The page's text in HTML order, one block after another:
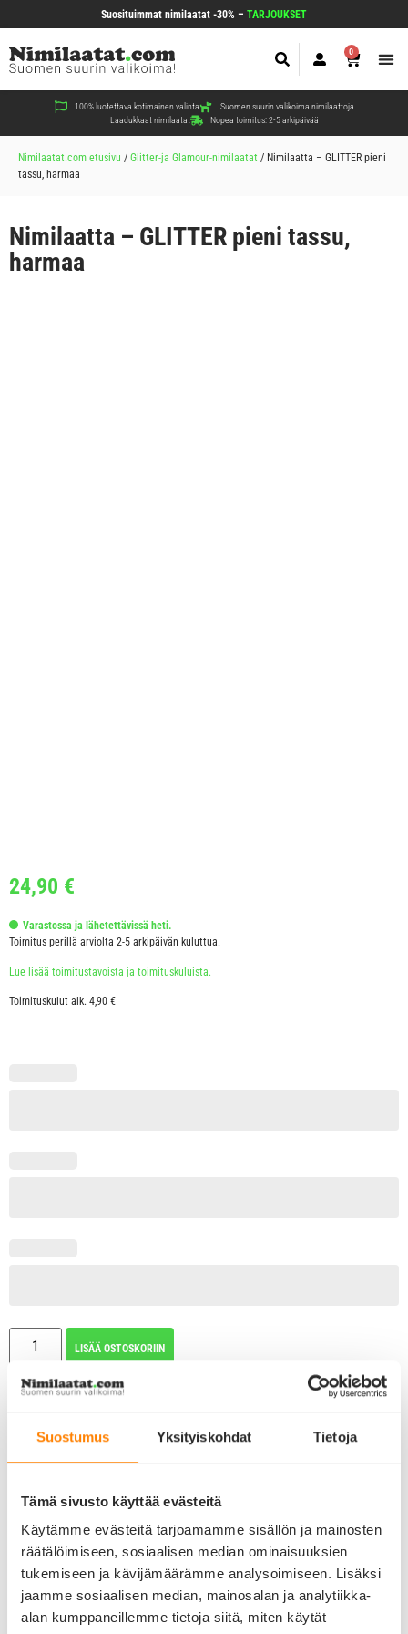
Suostumus Yksityiskohdat Tietoja
Tämä sivusto käyttää evästeitä
Käytämme evästeitä tarjoamamme sisällön ja mainosten
räätälöimiseen, sosiaalisen median ominaisuuksien
tukemiseen ja kävijämäärämme analysoimiseen. Lisäksi
jaamme sosiaalisen median, mainosalan ja analytiikka-
alan kumppaneillemme tietoja siitä, miten käytät
Suosituimmat nimilaatat -30% – TARJOUKSET
0
100% luotettava kotimainen valinta
Suomen suurin valikoima nimilaattoja
Laadukkaat nimilaatat
Nopea toimitus: 2-5 arkipäivää
Nimilaatat.com etusivu / Glitter-ja Glamour-nimilaatat / Nimilaatta – GLITTER pieni
tassu, harmaa
Nimilaatta – GLITTER pieni tassu,
harmaa
24,90 €
Varastossa ja lähetettävissä heti.
Toimitus perillä arviolta 2-5 arkipäivän kuluttua.
Lue lisää toimitustavoista ja toimituskuluista.
Toimituskulut alk. 4,90 €
LISÄÄ OSTOSKORIIN
Kaiverrus ja kiinnitysrengas sisältyy nimilaatan hintaan!
Koko: 2,0 x 2,0 cm
Paksuus: n. 2,5 mm
Paino: n. 5 grammaa
Kaiverrus
Mahdollista kaivertaa taustapuolelle
Max. kaksi riviä/puoli
Katso valittavissa olevat fontit tästä